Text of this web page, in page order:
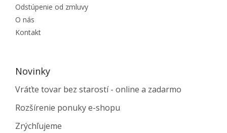
Odstúpenie od zmluvy
O nás
Kontakt
Novinky
Vráťte tovar bez starostí - online a zadarmo
Rozšírenie ponuky e-shopu
Zrýchľujeme